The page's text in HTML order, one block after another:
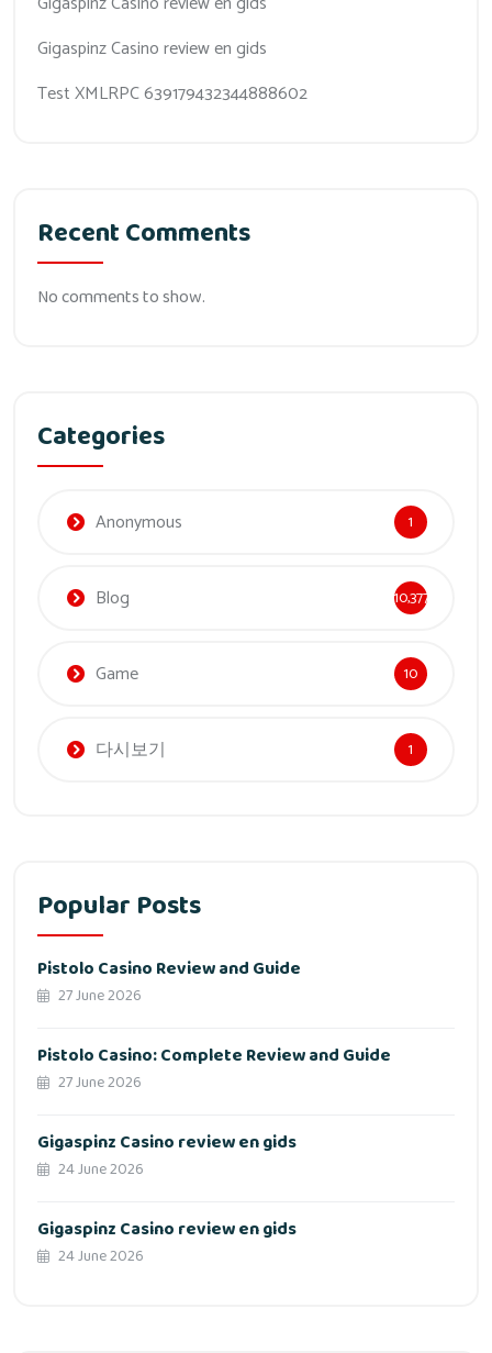
Gigaspinz Casino review en gids
Test XMLRPC 639179432344888602
Recent Comments
No comments to show.
Categories
Anonymous 1
Blog 10,377
Game 10
다시보기 1
Popular Posts
Pistolo Casino Review and Guide
27 June 2026
Pistolo Casino: Complete Review and Guide
27 June 2026
Gigaspinz Casino review en gids
24 June 2026
Gigaspinz Casino review en gids
24 June 2026